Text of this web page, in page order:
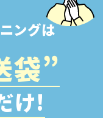
ングは
袋”
け!